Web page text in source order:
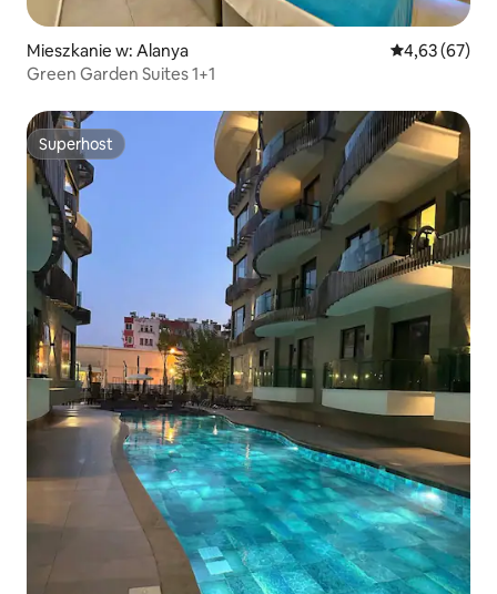
Mieszkanie w: Alanya Średnia
4,63 (67)
Green Garden Suites 1+1
Superhost
Superhost